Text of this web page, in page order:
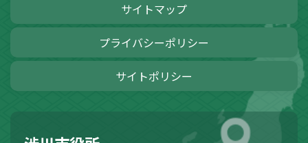
サイトマップ
プライバシーポリシー
サイトポリシー